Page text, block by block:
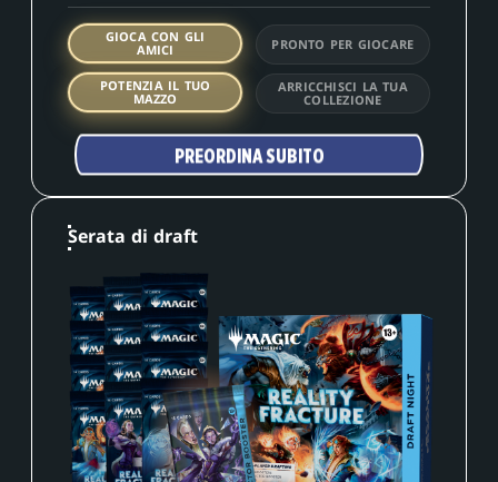
GIOCA CON GLI
AMICI
PRONTO PER GIOCARE
POTENZIA IL TUO
MAZZO
ARRICCHISCI LA TUA
COLLEZIONE
PREORDINA SUBITO
Serata di draft